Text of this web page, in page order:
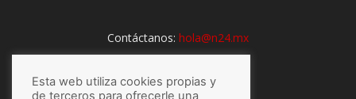
Contáctanos: hola@n24.mx
Esta web utiliza cookies propias y
de terceros para ofrecerle una